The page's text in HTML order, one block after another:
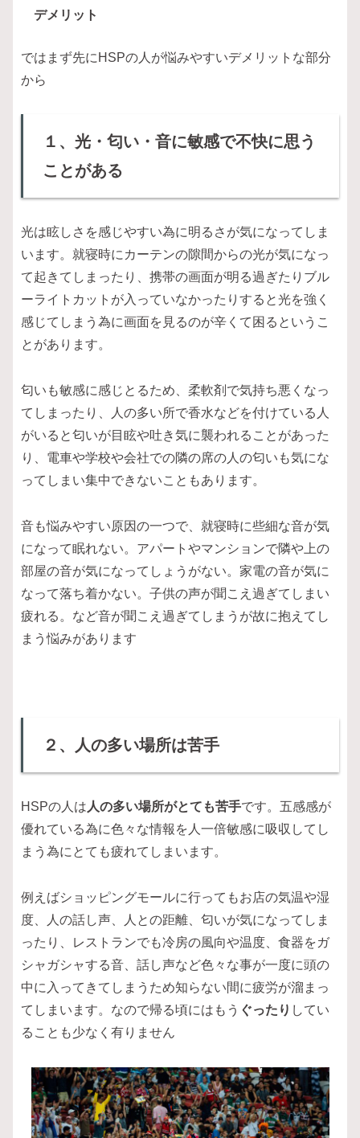
デメリット
ではまず先にHSPの人が悩みやすいデメリットな部分
から
１、光・匂い・音に敏感で不快に思う
ことがある
光は眩しさを感じやすい為に明るさが気になってしま
います。就寝時にカーテンの隙間からの光が気になっ
て起きてしまったり、携帯の画面が明る過ぎたりブル
ーライトカットが入っていなかったりすると光を強く
感じてしまう為に画面を見るのが辛くて困るというこ
とがあります。
匂いも敏感に感じとるため、柔軟剤で気持ち悪くなっ
てしまったり、人の多い所で香水などを付けている人
がいると匂いが目眩や吐き気に襲われることがあった
り、電車や学校や会社での隣の席の人の匂いも気にな
ってしまい集中できないこともあります。
音も悩みやすい原因の一つで、就寝時に些細な音が気
になって眠れない。アパートやマンションで隣や上の
部屋の音が気になってしょうがない。家電の音が気に
なって落ち着かない。子供の声が聞こえ過ぎてしまい
疲れる。など音が聞こえ過ぎてしまうが故に抱えてし
まう悩みがあります
２、人の多い場所は苦手
HSPの人は 人の多い場所がとても苦手です。五感感が
優れている為に色々な情報を人一倍敏感に吸収してし
まう為にとても疲れてしまいます。
例えばショッピングモールに行ってもお店の気温や湿
度、人の話し声、人との距離、匂いが気になってしま
ったり、レストランでも冷房の風向や温度、食器をガ
シャガシャする音、話し声など色々な事が一度に頭の
中に入ってきてしまうため知らない間に疲労が溜まっ
てしまいます。なので帰る頃にはもう ぐったり してい
ることも少なく有りません